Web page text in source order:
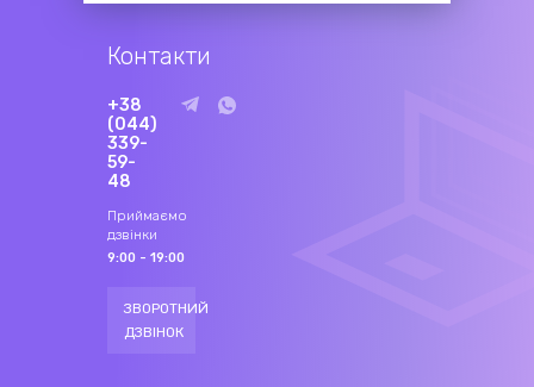
Контакти
+38
(044)
339-
59-
48
Приймаємо
дзвінки
9:00 - 19:00
ЗВОРОТНИЙ
ДЗВІНОК